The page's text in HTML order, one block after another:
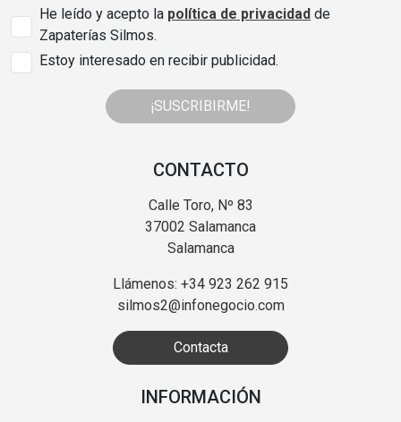
He leído y acepto la política de privacidad de
Zapaterías Silmos.
Estoy interesado en recibir publicidad.
¡SUSCRIBIRME!
CONTACTO
Calle Toro, Nº 83
37002 Salamanca
Salamanca
Llámenos: +34 923 262 915
silmos2@infonegocio.com
Contacta
INFORMACIÓN